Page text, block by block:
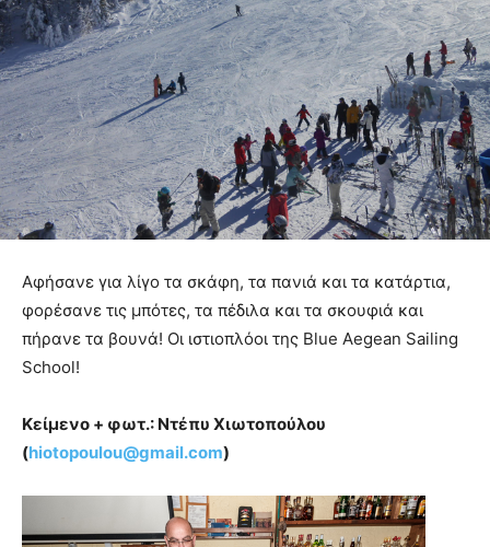
Αφήσανε για λίγο τα σκάφη, τα πανιά και τα κατάρτια,
φορέσανε τις μπότες, τα πέδιλα και τα σκουφιά και
πήρανε τα βουνά! Οι ιστιοπλόοι της Blue Aegean Sailing
School!
Κείμενο + φωτ.: Ντέπυ Χιωτοπούλου
(hiotopoulou@gmail.com)